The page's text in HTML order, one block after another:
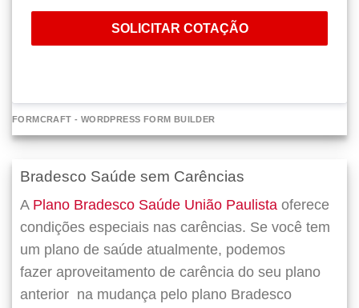
SOLICITAR COTAÇÃO
FORMCRAFT - WORDPRESS FORM BUILDER
Bradesco Saúde sem Carências
A Plano Bradesco Saúde União Paulista oferece
condições especiais nas carências. Se você tem
um plano de saúde atualmente, podemos
fazer aproveitamento de carência do seu plano
anterior na mudança pelo plano Bradesco